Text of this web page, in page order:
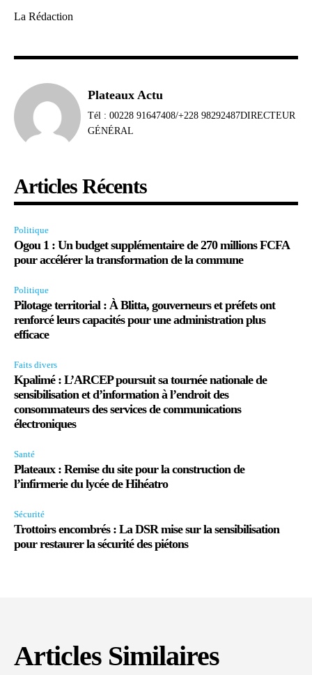
La Rédaction
Plateaux Actu
Tél : 00228 91647408/+228 98292487DIRECTEUR
GÉNÉRAL
Articles Récents
Politique
Ogou 1 : Un budget supplémentaire de 270 millions FCFA
pour accélérer la transformation de la commune
Politique
Pilotage territorial : À Blitta, gouverneurs et préfets ont
renforcé leurs capacités pour une administration plus
efficace
Faits divers
Kpalimé : L’ARCEP poursuit sa tournée nationale de
sensibilisation et d’information à l’endroit des
consommateurs des services de communications
électroniques
Santé
Plateaux : Remise du site pour la construction de
l’infirmerie du lycée de Hihéatro
Sécurité
Trottoirs encombrés : La DSR mise sur la sensibilisation
pour restaurer la sécurité des piétons
Articles Similaires